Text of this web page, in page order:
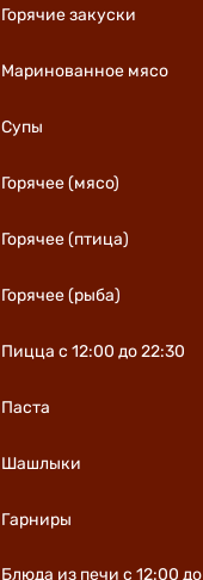
Горячие закуски
Маринованное мясо
Супы
Горячее (мясо)
Горячее (птица)
Горячее (рыба)
Пицца с 12:00 до 22:30
Паста
Шашлыки
Гарниры
Блюда из печи с 12:00 до